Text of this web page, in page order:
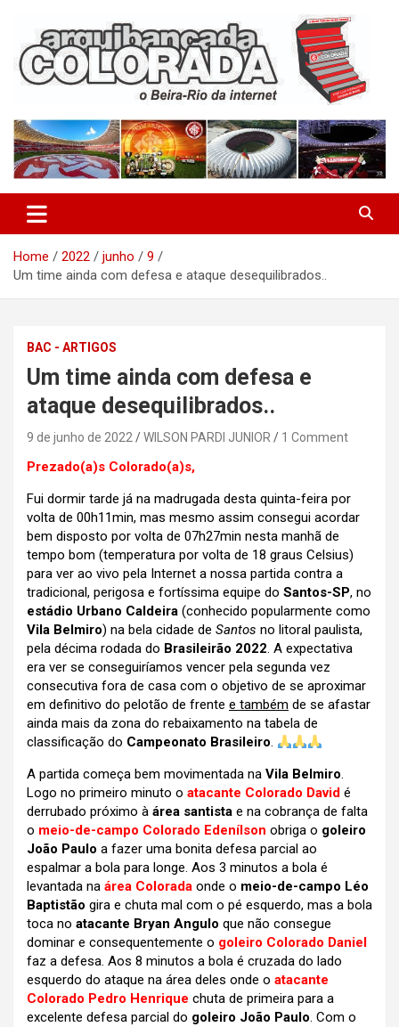
content
Arquibancada Colorada
Home 2022 junho
9
Um time ainda com defesa e ataque desequilibrados..
BAC - ARTIGOS
Um time ainda com defesa e
ataque desequilibrados..
9 de junho de 2022 WILSON PARDI JUNIOR 1 Comment
Prezado(a)s Colorado(a)s,
Fui dormir tarde já na madrugada desta quinta-feira por
volta de 00h11min, mas mesmo assim consegui acordar
bem disposto por volta de 07h27min nesta manhã de
tempo bom (temperatura por volta de 18 graus Celsius)
para ver ao vivo pela Internet a nossa partida contra a
tradicional, perigosa e fortíssima equipe do Santos-SP, no
estádio Urbano Caldeira (conhecido popularmente como
Vila Belmiro) na bela cidade de Santos no litoral paulista,
pela décima rodada do Brasileirão 2022. A expectativa
era ver se conseguiríamos vencer pela segunda vez
consecutiva fora de casa com o objetivo de se aproximar
em definitivo do pelotão de frente e também de se afastar
ainda mais da zona do rebaixamento na tabela de
classificação do Campeonato Brasileiro.
A partida começa bem movimentada na Vila Belmiro.
Logo no primeiro minuto o atacante Colorado David é
derrubado próximo à área santista e na cobrança de falta
o meio-de-campo Colorado Edenílson obriga o goleiro
João Paulo a fazer uma bonita defesa parcial ao
espalmar a bola para longe. Aos 3 minutos a bola é
levantada na área Colorada onde o meio-de-campo Léo
Baptistão gira e chuta mal com o pé esquerdo, mas a bola
toca no atacante Bryan Angulo que não consegue
dominar e consequentemente o goleiro Colorado Daniel
faz a defesa. Aos 8 minutos a bola é cruzada do lado
esquerdo do ataque na área deles onde o atacante
Colorado Pedro Henrique chuta de primeira para a
excelente defesa parcial do goleiro João Paulo. Com o